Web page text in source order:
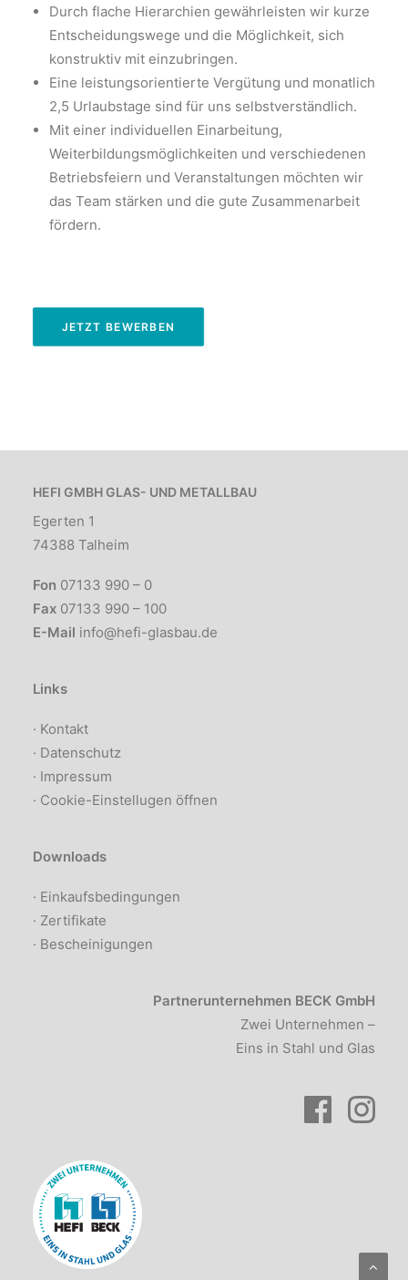
Durch flache Hierarchien gewährleisten wir kurze
Entscheidungswege und die Möglichkeit, sich
konstruktiv mit einzubringen.
Eine leistungsorientierte Vergütung und monatlich
2,5 Urlaubstage sind für uns selbstverständlich.
Mit einer individuellen Einarbeitung,
Weiterbildungsmöglichkeiten und verschiedenen
Betriebsfeiern und Veranstaltungen möchten wir
das Team stärken und die gute Zusammenarbeit
fördern.
JETZT BEWERBEN
HEFI GMBH GLAS- UND METALLBAU
Egerten 1
74388 Talheim
Fon 07133 990 – 0
Fax 07133 990 – 100
E-Mail info@hefi-glasbau.de
Links
· Kontakt
· Datenschutz
· Impressum
· Cookie-Einstellugen öffnen
Downloads
· Einkaufsbedingungen
· Zertifikate
· Bescheinigungen
Partnerunternehmen BECK GmbH
Zwei Unternehmen –
Eins in Stahl und Glas